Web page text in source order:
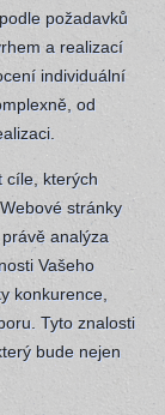
požadavků
a realizací
individuální
od
cíle, kterých
stránky
analýza
Vašeho
konkurence,
Tyto znalosti
bude nejen